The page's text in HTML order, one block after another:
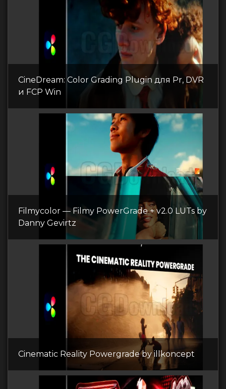
CineDream: Color Grading Plugin для Pr, DVR
и FCP Win
Filmycolor — Filmy PowerGrade + v2.0 LUTs by
Danny Gevirtz
Cinematic Reality Powergrade by illkoncept